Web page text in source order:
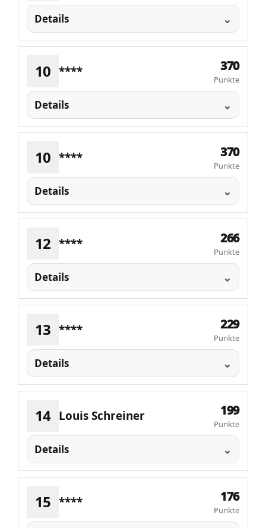
Details
10 **** 370
Punkte
Details
10 **** 370
Punkte
Details
12 **** 266
Punkte
Details
13 **** 229
Punkte
Details
14 Louis Schreiner 199
Punkte
Details
15 **** 176
Punkte